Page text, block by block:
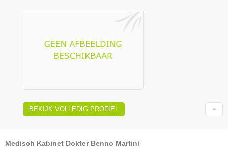
BEKIJK VOLLEDIG PROFIEL
Medisch Kabinet Dokter Benno Martini